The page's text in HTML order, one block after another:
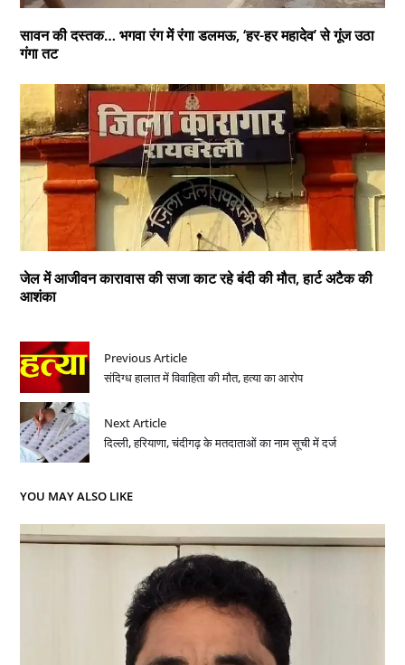
सावन की दस्तक… भगवा रंग में रंगा डलमऊ, ‘हर-हर महादेव’ से गूंज उठा
गंगा तट
जेल में आजीवन कारावास की सजा काट रहे बंदी की मौत, हार्ट अटैक की
आशंका
Previous Article
संदिग्ध हालात में विवाहिता की मौत, हत्या का आरोप
Next Article
दिल्ली, हरियाणा, चंदीगढ़ के मतदाताओं का नाम सूची में दर्ज
YOU MAY ALSO LIKE